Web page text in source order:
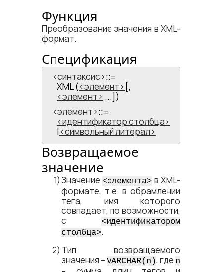
Функция
Преобразование значения в XML-
формат.
Спецификация
<​синтаксис​> ::=
XML ( элемент
[,
элемент
...])
<​элемент​> ::=
идентификатор столбца
| символьный литерал
Возвращаемое
значение
Значение<​элемента​> в XML-
формате, т.е. в обрамлении
тега, имя которого
совпадает, по возможности,
с
<​идентификатором
столбца​>.
Тип возвращаемого
значения – VARCHAR(n), где n